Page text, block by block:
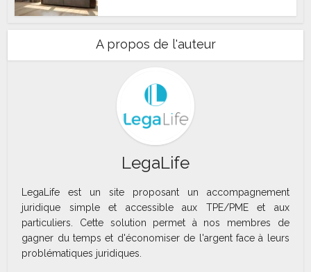
A propos de l'auteur
LegaLife
LegaLife est un site proposant un accompagnement
juridique simple et accessible aux TPE/PME et aux
particuliers. Cette solution permet à nos membres de
gagner du temps et d'économiser de l'argent face à leurs
problématiques juridiques.